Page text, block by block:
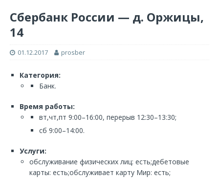
Сбербанк России — д. Оржицы,
14
01.12.2017 prosber
Категория:
Банк.
Время работы:
вт,чт,пт 9:00–16:00, перерыв 12:30–13:30;
сб 9:00–14:00.
Услуги:
обслуживание физических лиц: есть;дебетовые
карты: есть;обслуживает карту Мир: есть;